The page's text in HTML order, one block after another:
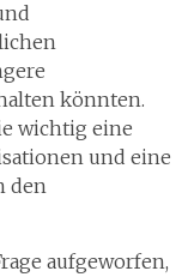
könnten.
wichtig eine
und eine
den
aufgeworfen,